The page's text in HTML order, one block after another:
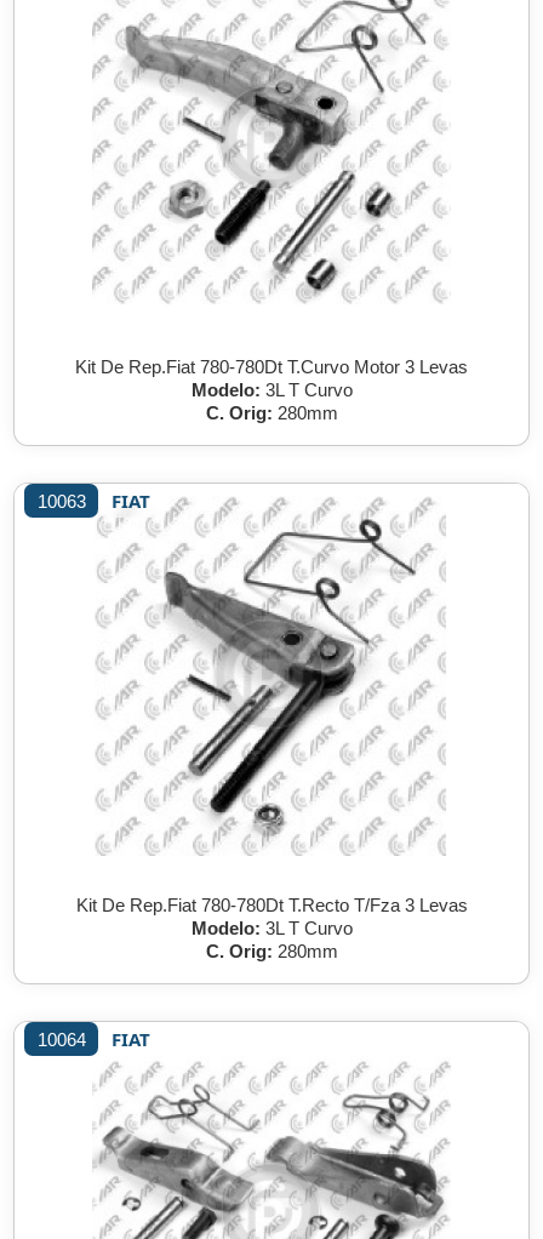
Kit De Rep.Fiat 780-780Dt T.Curvo Motor 3 Levas
Modelo: 3L T Curvo
C. Orig: 280mm
10063 FIAT
Kit De Rep.Fiat 780-780Dt T.Recto T/Fza 3 Levas
Modelo: 3L T Curvo
C. Orig: 280mm
10064 FIAT